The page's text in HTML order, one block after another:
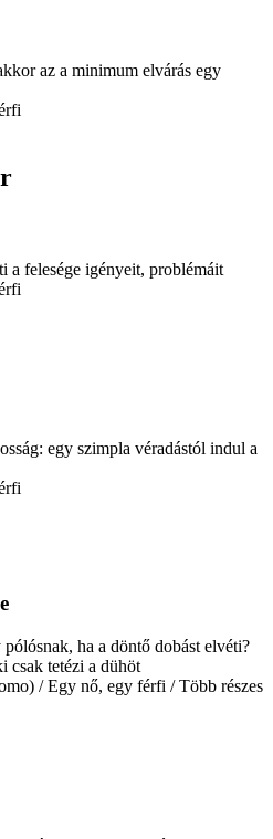
az a minimum elvárás egy
a felesége igényeit, problémáit
egy szimpla véradástól indul a
ha a döntő dobást elvéti?
csak tetézi a dühöt
/ Egy nő, egy férfi / Több részes